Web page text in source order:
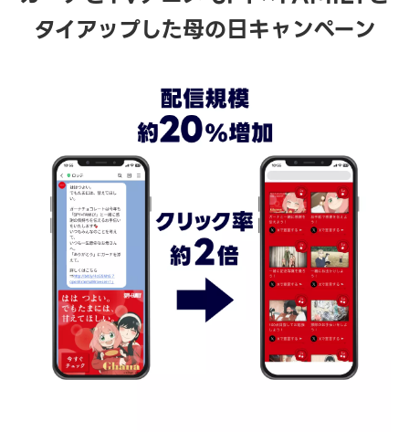
タイアップした母の日キャンペーン